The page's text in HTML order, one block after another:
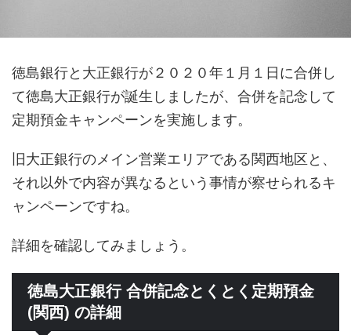
徳島銀行と大正銀行が２０２０年１月１日に合併し
て徳島大正銀行が誕生しましたが、合併を記念して
定期預金キャンペーンを実施します。
旧大正銀行のメイン営業エリアである関西地区と、
それ以外で内容が異なるという事情が察せられるキ
ャンペーンですね。
詳細を確認してみましょう。
徳島大正銀行 合併記念とくとく定期預金
(関西) の詳細